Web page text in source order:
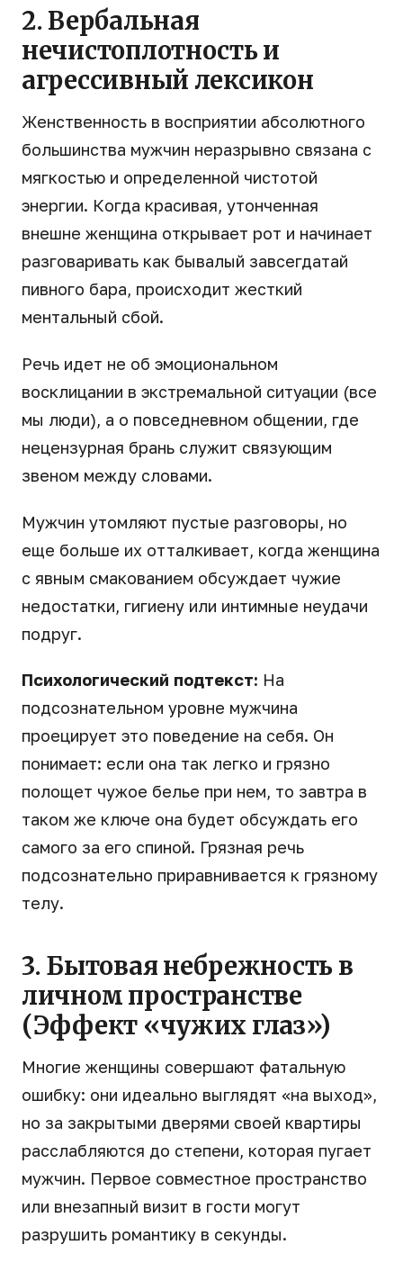
2. Вербальная
нечистоплотность и
агрессивный лексикон
Женственность в восприятии абсолютного
большинства мужчин неразрывно связана с
мягкостью и определенной чистотой
энергии. Когда красивая, утонченная
внешне женщина открывает рот и начинает
разговаривать как бывалый завсегдатай
пивного бара, происходит жесткий
ментальный сбой.
Речь идет не об эмоциональном
восклицании в экстремальной ситуации (все
мы люди), а о повседневном общении, где
нецензурная брань служит связующим
звеном между словами.
Мужчин утомляют пустые разговоры, но
еще больше их отталкивает, когда женщина
с явным смакованием обсуждает чужие
недостатки, гигиену или интимные неудачи
подруг.
Психологический подтекст: На
подсознательном уровне мужчина
проецирует это поведение на себя. Он
понимает: если она так легко и грязно
полощет чужое белье при нем, то завтра в
таком же ключе она будет обсуждать его
самого за его спиной. Грязная речь
подсознательно приравнивается к грязному
телу.
3. Бытовая небрежность в
личном пространстве
(Эффект «чужих глаз»)
Многие женщины совершают фатальную
ошибку: они идеально выглядят «на выход»,
но за закрытыми дверями своей квартиры
расслабляются до степени, которая пугает
мужчин. Первое совместное пространство
или внезапный визит в гости могут
разрушить романтику в секунды.